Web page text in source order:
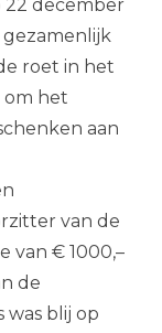
22 december
gezamenlijk
roet in het
om het
aan
van de
van € 1000,–
de
was blij op